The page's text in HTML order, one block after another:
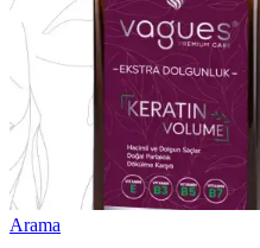
Arama